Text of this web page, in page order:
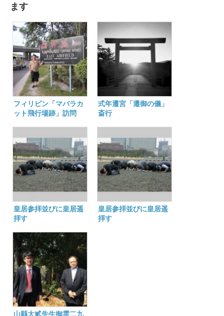
ます
フィリピン「マバラカ
ット飛行場跡」訪問
式年遷宮「遷御の儀」
斎行
皇居参拝並びに皇居遥
拝す
皇居参拝並びに皇居遥
拝す
山縣大貳先生御霊二九